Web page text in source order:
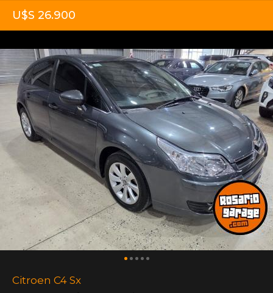
U$S 26.900
Citroen C4 Sx